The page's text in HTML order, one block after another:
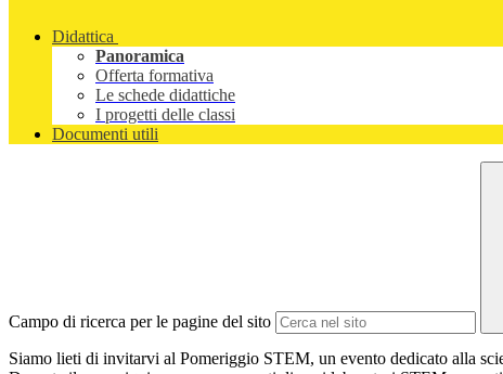
Didattica
Panoramica
Offerta formativa
Le schede didattiche
I progetti delle classi
Documenti utili
Campo di ricerca per le pagine del sito
Siamo lieti di invitarvi al Pomeriggio STEM, un evento dedicato alla